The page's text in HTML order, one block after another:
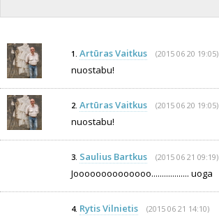
1. Artūras Vaitkus (2015 06 20 19:05)
nuostabu!
2. Artūras Vaitkus (2015 06 20 19:05)
nuostabu!
3. Saulius Bartkus (2015 06 21 09:19)
Joooooooooooooo.................. uoga
4. Rytis Vilnietis (2015 06 21 14:10)